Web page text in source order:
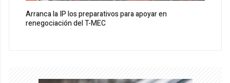
Arranca la IP los preparativos para apoyar en
renegociación del T-MEC